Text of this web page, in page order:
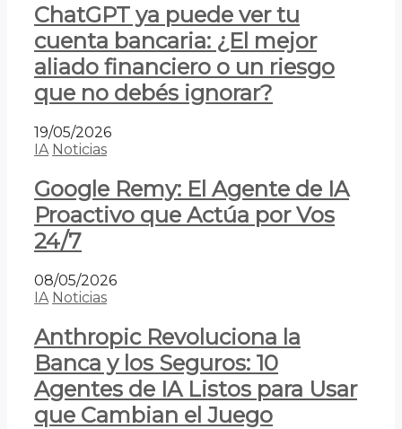
ChatGPT ya puede ver tu
cuenta bancaria: ¿El mejor
aliado financiero o un riesgo
que no debés ignorar?
19/05/2026
IA Noticias
Google Remy: El Agente de IA
Proactivo que Actúa por Vos
24/7
08/05/2026
IA Noticias
Anthropic Revoluciona la
Banca y los Seguros: 10
Agentes de IA Listos para Usar
que Cambian el Juego